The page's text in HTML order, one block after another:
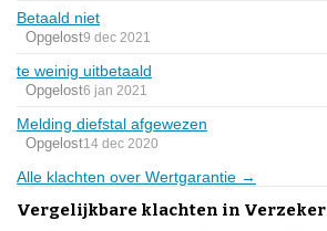
Betaald niet
Opgelost9 dec 2021
te weinig uitbetaald
Opgelost6 jan 2021
Melding diefstal afgewezen
Opgelost14 dec 2020
Alle klachten over Wertgarantie →
Vergelijkbare klachten in